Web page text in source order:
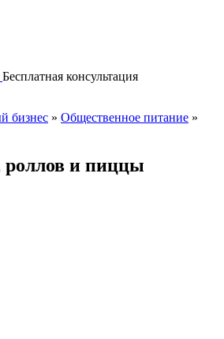
Бесплатная консультация
бизнес » Общественное питание »
роллов и пиццы